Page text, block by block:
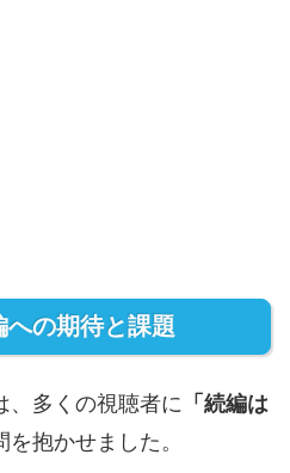
の期待と課題
、多くの視聴者に 「続編は
を抱かせました。